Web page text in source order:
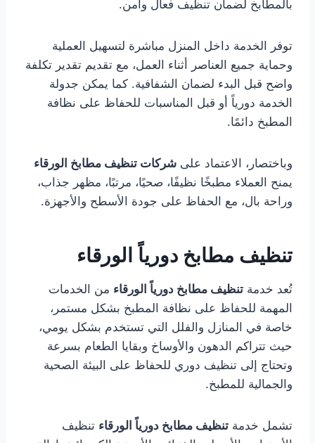
بالمطابخ لضمان تنظيف فعال وآمن.
توفر الخدمة داخل المنزل مباشرة لتسهيل العملية
وحماية جميع العناصر أثناء العمل، مع تقديم تقدير تكلفة
واضح قبل البدء لضمان الشفافية. كما يمكن جدولة
الخدمة دورياً أو قبل المناسبات للحفاظ على نظافة
المطبخ دائمًا.
وباختصار، الاعتماد على شركات تنظيف مطابخ الورقاء
يمنح العملاء مطبخًا نظيفًا، صحيًا، مرتبًا، مظهر جذاب،
وراحة بال، مع الحفاظ على جودة الأسطح والأجهزة.
تنظيف مطابخ دورياً الورقاء
تُعد خدمة تنظيف مطابخ دورياً الورقاء من الخدمات
المهمة للحفاظ على نظافة المطبخ بشكل مستمر،
خاصة في المنازل والفلل التي تستخدم بشكل يومي،
حيث تتراكم الدهون والأوساخ وبقايا الطعام بسرعة
وتحتاج إلى تنظيف دوري للحفاظ على البيئة الصحية
والجمالية للمطبخ.
تشمل خدمة تنظيف مطابخ دورياً الورقاء تنظيف